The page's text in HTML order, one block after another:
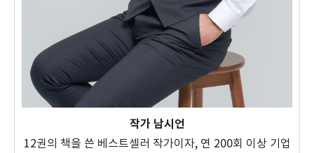
작가 남시언
12권의 책을 쓴 베스트셀러 작가이자, 연 200회 이상 기업